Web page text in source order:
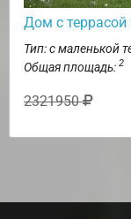
Дом с террасой
Тип: с маленькой
Общая площадь: 2
2321950